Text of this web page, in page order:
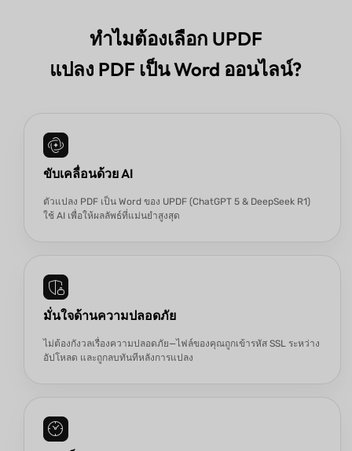
ทำไมต้องเลือก UPDF
แปลง PDF เป็น Word ออนไลน์?
ขับเคลื่อนด้วย AI
ตัวแปลง PDF เป็น Word ของ UPDF (ChatGPT 5 & DeepSeek R1)
ใช้ AI เพื่อให้ผลลัพธ์ที่แม่นยำสูงสุด
มั่นใจด้านความปลอดภัย
ไม่ต้องกังวลเรื่องความปลอดภัย—ไฟล์ของคุณถูกเข้ารหัส SSL ระหว่าง
อัปโหลด และถูกลบทันทีหลังการแปลง